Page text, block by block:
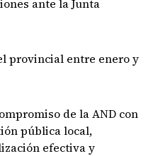
ante la Junta
provincial entre enero y
de la AND con
pública local,
efectiva y